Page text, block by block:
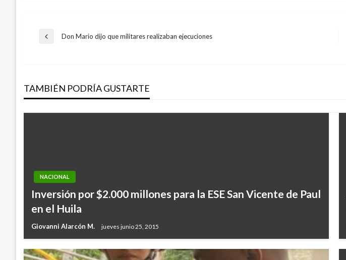
Navegación
entradas
Entrada
Don Mario dijo que militares realizaban ejecuciones
TAMBIÉN PODRÍA GUSTARTE
NACIONAL
Inversión por $2.000 millones para la ESE San Vicente de Paul
en el Huila
Giovanni Alarcón M. jueves junio 25, 2015